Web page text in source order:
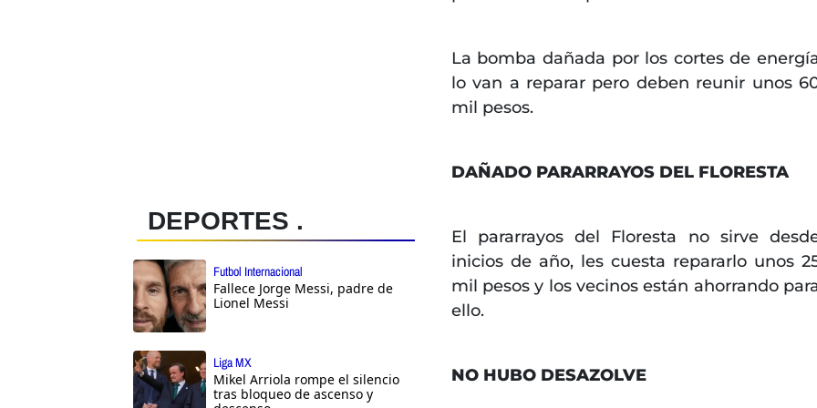
DEPORTES .
Futbol Internacional
Fallece Jorge Messi, padre de
Lionel Messi
Liga MX
Mikel Arriola rompe el silencio
tras bloqueo de ascenso y
La bomba dañada por los cortes de
lo van a reparar pero deben reunir unos
mil pesos.
DAÑADO PARARRAYOS DEL FLORESTA
El pararrayos del Floresta no sirve
inicios de año, les cuesta repararlo unos
mil pesos y los vecinos están ahorrando
ello.
NO HUBO DESAZOLVE